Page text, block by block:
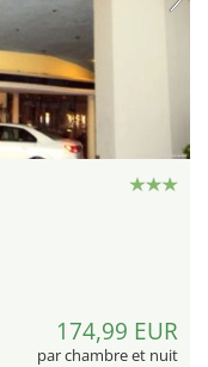
174,99 EUR
par chambre et nuit